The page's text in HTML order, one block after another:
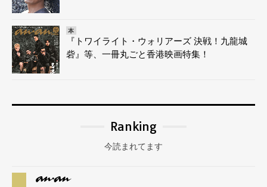
本
『トワイライト・ウォリアーズ 決戦！九龍城
砦』等、一冊丸ごと香港映画特集！
Ranking
今読まれてます